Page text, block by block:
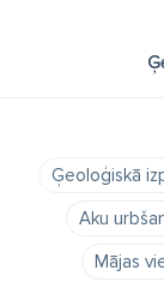
Ģeoloģiskā
Aku
Mājas